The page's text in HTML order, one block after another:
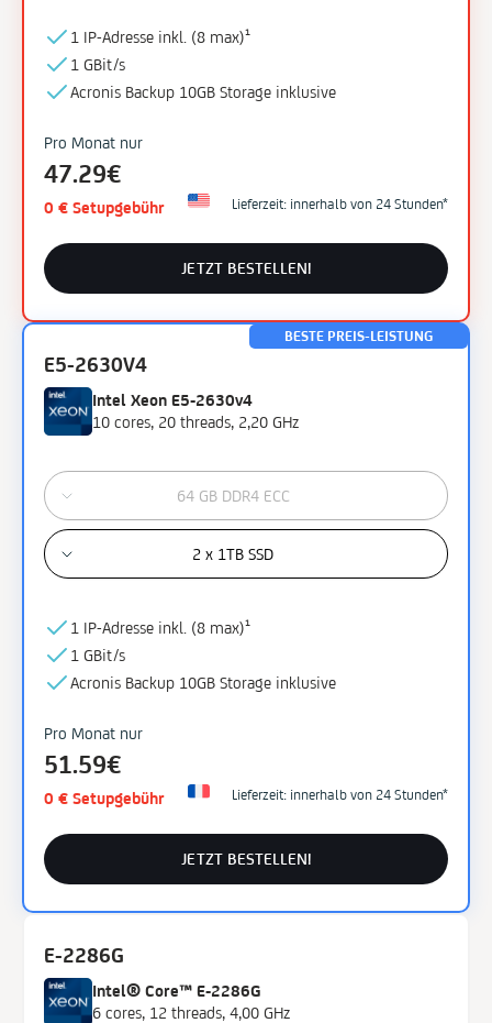
1 IP-Adresse inkl. (8 max)¹
1 GBit/s
Acronis Backup 10GB Storage inklusive
Pro Monat nur
47.29€
0 € Setupgebühr Lieferzeit: innerhalb von 24 Stunden*
JETZT BESTELLEN!
BESTE PREIS-LEISTUNG
E5-2630V4
Intel Xeon E5-2630v4
10 cores, 20 threads, 2,20 GHz
64 GB DDR4 ECC
2 x 1TB SSD
1 IP-Adresse inkl. (8 max)¹
1 GBit/s
Acronis Backup 10GB Storage inklusive
Pro Monat nur
51.59€
0 € Setupgebühr Lieferzeit: innerhalb von 24 Stunden*
JETZT BESTELLEN!
E-2286G
Intel® Core™ E-2286G
6 cores, 12 threads, 4,00 GHz